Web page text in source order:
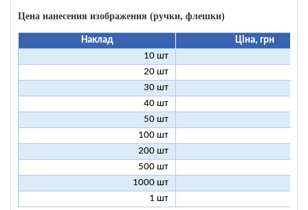
Цена нанесения изображения (ручки, флешки)
Наклад
Ціна, грн
10 шт
20 шт
30 шт
40 шт
50 шт
100 шт
200 шт
500 шт
1000 шт
1 шт